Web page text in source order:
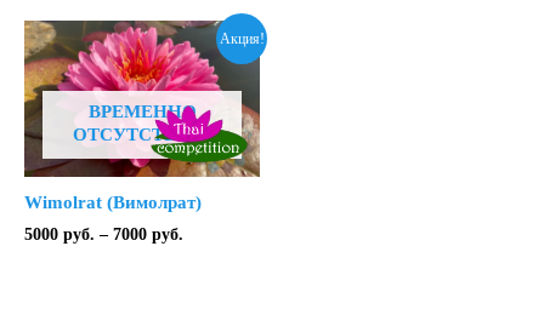
Акция!
ВРЕМЕННО
ОТСУТСТВУЕТ
Wimolrat (Вимолрат)
5000 руб. – 7000 руб.